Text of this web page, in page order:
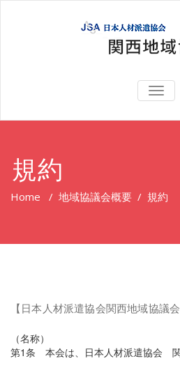
規約
Home / 地域協議会概要 / 規約
【日本人材派遣協会関西地域協議会
（名称）
第1条 本会は、日本人材派遣協会 関